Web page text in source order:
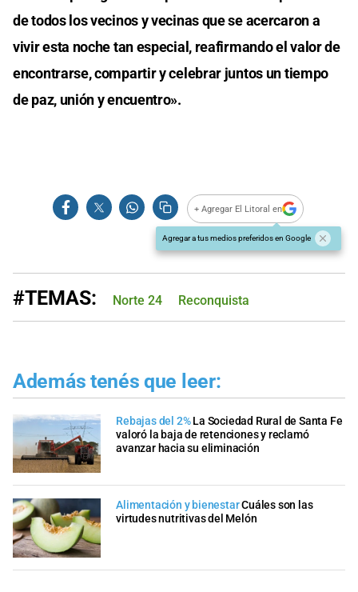
de todos los vecinos y vecinas que se acercaron a
vivir esta noche tan especial, reafirmando el valor de
encontrarse, compartir y celebrar juntos un tiempo
de paz, unión y encuentro».
+ Agregar El Litoral en
Agregar a tus medios preferidos en Google
#TEMAS: Norte 24 Reconquista
Además tenés que leer:
Rebajas del 2% La Sociedad Rural de Santa Fe
valoró la baja de retenciones y reclamó
avanzar hacia su eliminación
Alimentación y bienestarCuáles son las
virtudes nutritivas del Melón